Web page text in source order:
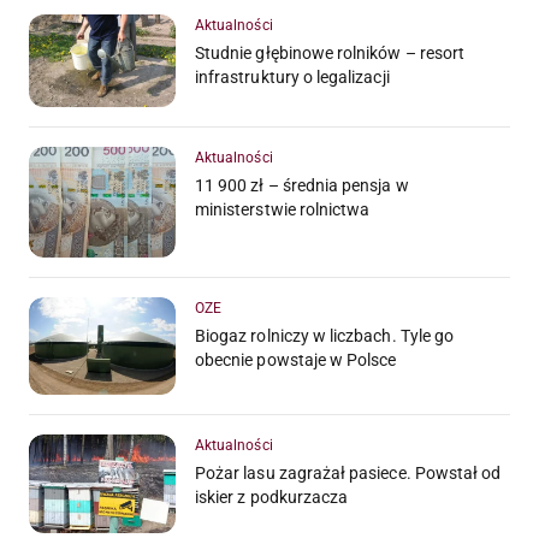
Aktualności
Studnie głębinowe rolników – resort
infrastruktury o legalizacji
Aktualności
11 900 zł – średnia pensja w
ministerstwie rolnictwa
OZE
Biogaz rolniczy w liczbach. Tyle go
obecnie powstaje w Polsce
Aktualności
Pożar lasu zagrażał pasiece. Powstał od
iskier z podkurzacza